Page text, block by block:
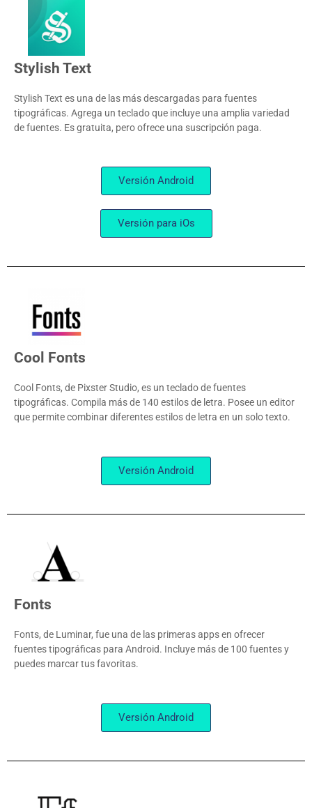
Stylish Text
Stylish Text es una de las más descargadas para fuentes
tipográficas. Agrega un teclado que incluye una amplia variedad
de fuentes. Es gratuita, pero ofrece una suscripción paga.
Versión Android
Versión para iOs
Cool Fonts
Cool Fonts, de Pixster Studio, es un teclado de fuentes
tipográficas. Compila más de 140 estilos de letra. Posee un editor
que permite combinar diferentes estilos de letra en un solo texto.
Versión Android
Fonts
Fonts, de Luminar, fue una de las primeras apps en ofrecer
fuentes tipográficas para Android. Incluye más de 100 fuentes y
puedes marcar tus favoritas.
Versión Android